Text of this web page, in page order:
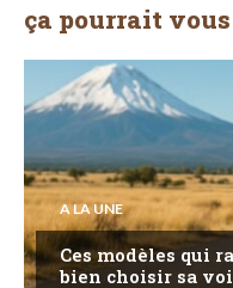
ça pourrait
A LA UNE
Ces modèles qui
bien choisir sa